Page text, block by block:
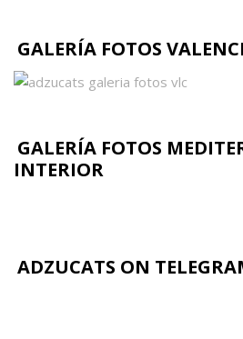
GALERÍA FOTOS
GALERÍA FOTOS
INTERIOR
ADZUCATS ON